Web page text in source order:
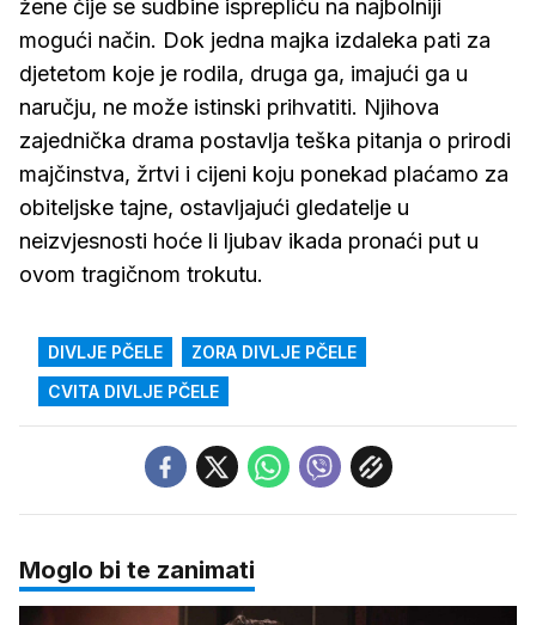
žene čije se sudbine isprepliću na najbolniji
mogući način. Dok jedna majka izdaleka pati za
djetetom koje je rodila, druga ga, imajući ga u
naručju, ne može istinski prihvatiti. Njihova
zajednička drama postavlja teška pitanja o prirodi
majčinstva, žrtvi i cijeni koju ponekad plaćamo za
obiteljske tajne, ostavljajući gledatelje u
neizvjesnosti hoće li ljubav ikada pronaći put u
ovom tragičnom trokutu.
DIVLJE PČELE
ZORA DIVLJE PČELE
CVITA DIVLJE PČELE
Moglo bi te zanimati